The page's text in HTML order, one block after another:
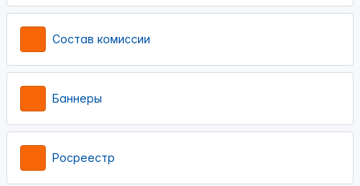
Состав комиссии
Баннеры
Росреестр